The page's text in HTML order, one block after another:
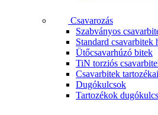
Csavarozás
Szabványos
Standard csavarbitek
Ütőcsavarhúzó bitek
TiN torziós
Csavarbitek tartozékai
Dugókulcsok
Tartozékok